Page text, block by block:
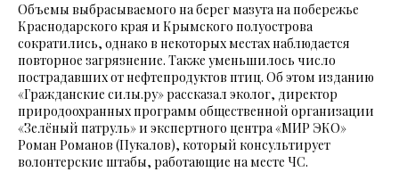
Объемы выбрасываемого на берег мазута на побережье
Краснодарского края и Крымского полуострова
сократились, однако в некоторых местах наблюдается
повторное загрязнение. Также уменьшилось число
пострадавших от нефтепродуктов птиц. Об этом изданию
«Гражданские силы.ру» рассказал эколог, директор
природоохранных программ общественной организации
«Зелёный патруль» и экспертного центра «МИР ЭКО»
Роман Романов (Пукалов), который консультирует
волонтерские штабы, работающие на месте ЧС.